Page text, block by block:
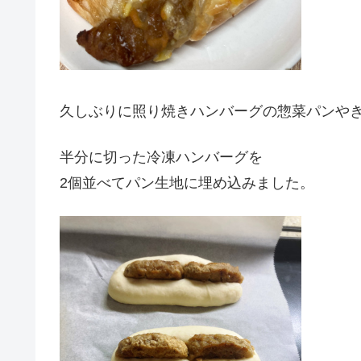
久しぶりに照り焼きハンバーグの惣菜パンや
半分に切った冷凍ハンバーグを
2個並べてパン生地に埋め込みました。